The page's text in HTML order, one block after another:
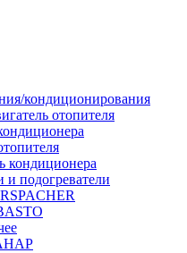
кондиционирования
отопителя
кондиционера
и подогреватели